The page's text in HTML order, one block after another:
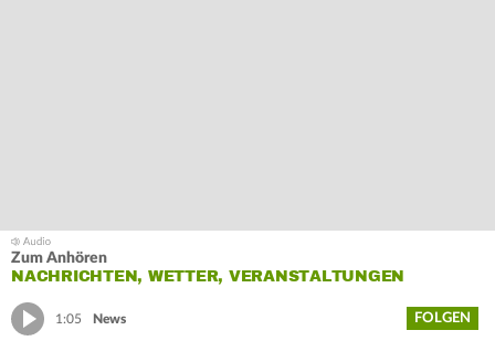
Zum Anhören
NACHRICHTEN, WETTER, VERANSTALTUNGEN
1:05 News FOLGEN